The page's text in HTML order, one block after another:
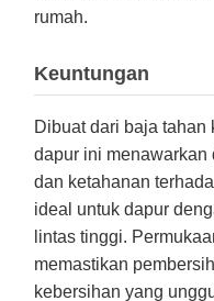
rumah.
Keuntungan
Dibuat dari baja tahan
dapur ini menawarkan
dan ketahanan
ideal untuk dapur
lintas tinggi.
memastikan
kebersihan yang